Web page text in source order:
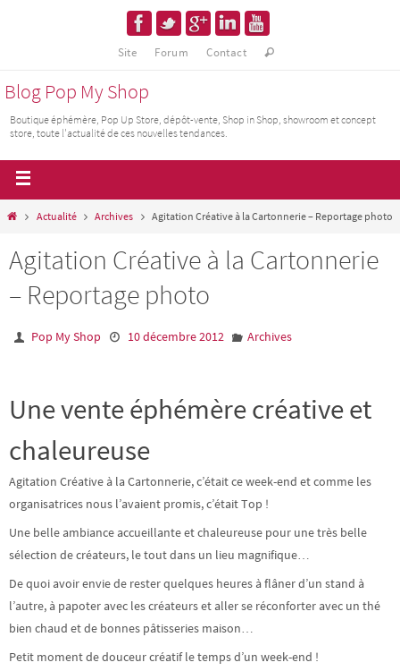
Site Forum Contact
Blog Pop My Shop
Boutique éphémère, Pop Up Store, dépôt-vente, Shop in Shop, showroom et concept
store, toute l'actualité de ces nouvelles tendances.
Actualité Archives Agitation Créative à la Cartonnerie – Reportage photo
Agitation Créative à la Cartonnerie
– Reportage photo
Pop My Shop 10 décembre 2012 Archives
Une vente éphémère créative et
chaleureuse
Agitation Créative à la Cartonnerie, c’était ce week-end et comme les
organisatrices nous l’avaient promis, c’était Top !
Une belle ambiance accueillante et chaleureuse pour une très belle
sélection de créateurs, le tout dans un lieu magnifique…
De quoi avoir envie de rester quelques heures à flâner d’un stand à
l’autre, à papoter avec les créateurs et aller se réconforter avec un thé
bien chaud et de bonnes pâtisseries maison…
Petit moment de douceur créatif le temps d’un week-end !